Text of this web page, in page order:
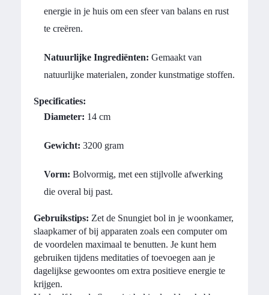
energie in je huis om een sfeer van balans en rust
te creëren.
Natuurlijke Ingrediënten: Gemaakt van
natuurlijke materialen, zonder kunstmatige stoffen.
Specificaties:
Diameter: 14 cm
Gewicht: 3200 gram
Vorm: Bolvormig, met een stijlvolle afwerking
die overal bij past.
Gebruikstips: Zet de Snungiet bol in je woonkamer,
slaapkamer of bij apparaten zoals een computer om
de voordelen maximaal te benutten. Je kunt hem
gebruiken tijdens meditaties of toevoegen aan je
dagelijkse gewoontes om extra positieve energie te
krijgen.